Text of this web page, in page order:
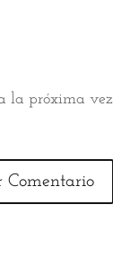
la próxima vez